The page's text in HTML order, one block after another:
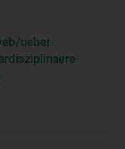
ueber-